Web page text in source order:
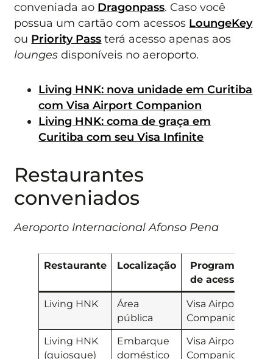
conveniada ao Dragonpass. Caso você
possua um cartão com acessos LoungeKey
ou Priority Pass terá acesso apenas aos
loungesdisponíveis no aeroporto.
Living HNK: nova unidade em Curitiba
com Visa Airport Companion
Living HNK: coma de graça em
Curitiba com seu Visa Infinite
Restaurantes
conveniados
Aeroporto Internacional Afonso Pena
Restaurante Localização
Programa
de acesso
Living HNK
Área
pública
Visa Airport
Companion
Living HNK
(quiosque)
Embarque
doméstico
Visa Airport
Companion